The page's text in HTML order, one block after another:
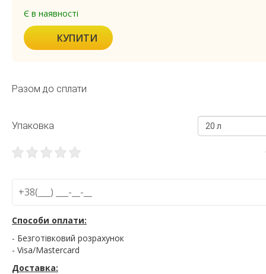
Є в наявності
КУПИТИ
Разом до сплати
Упаковка 20 л
Способи оплати:
- Безготівковий розрахунок
- Visa/Mastercard
Доставка: